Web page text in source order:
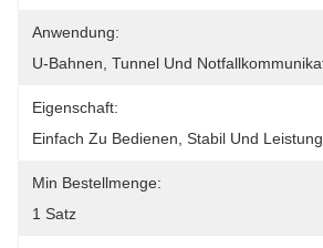
Anwendung:
U-Bahnen, Tunnel Und
Eigenschaft:
Einfach Zu Bedienen, Stabil Und
Min Bestellmenge:
1 Satz